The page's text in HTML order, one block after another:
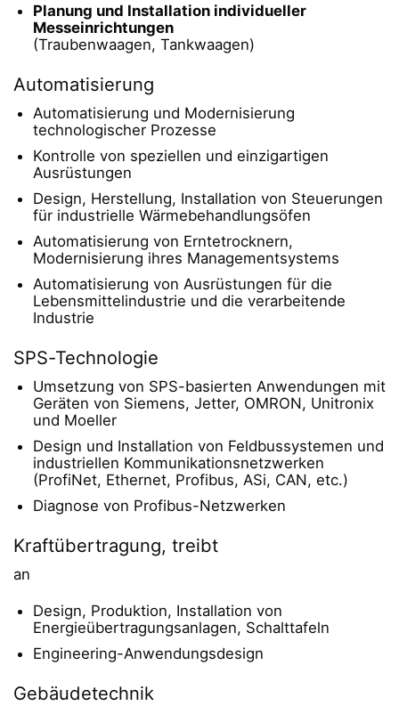
Planung und Installation individueller
Messeinrichtungen
(Traubenwaagen, Tankwaagen)
Automatisierung
Automatisierung und Modernisierung
technologischer Prozesse
Kontrolle von speziellen und einzigartigen
Ausrüstungen
Design, Herstellung, Installation von Steuerungen
für industrielle Wärmebehandlungsöfen
Automatisierung von Erntetrocknern,
Modernisierung ihres Managementsystems
Automatisierung von Ausrüstungen für die
Lebensmittelindustrie und die verarbeitende
Industrie
SPS-Technologie
Umsetzung von SPS-basierten Anwendungen mit
Geräten von Siemens, Jetter, OMRON, Unitronix
und Moeller
Design und Installation von Feldbussystemen und
industriellen Kommunikationsnetzwerken
(ProfiNet, Ethernet, Profibus, ASi, CAN, etc.)
Diagnose von Profibus-Netzwerken
Kraftübertragung, treibt
an
Design, Produktion, Installation von
Energieübertragungsanlagen, Schalttafeln
Engineering-Anwendungsdesign
Gebäudetechnik